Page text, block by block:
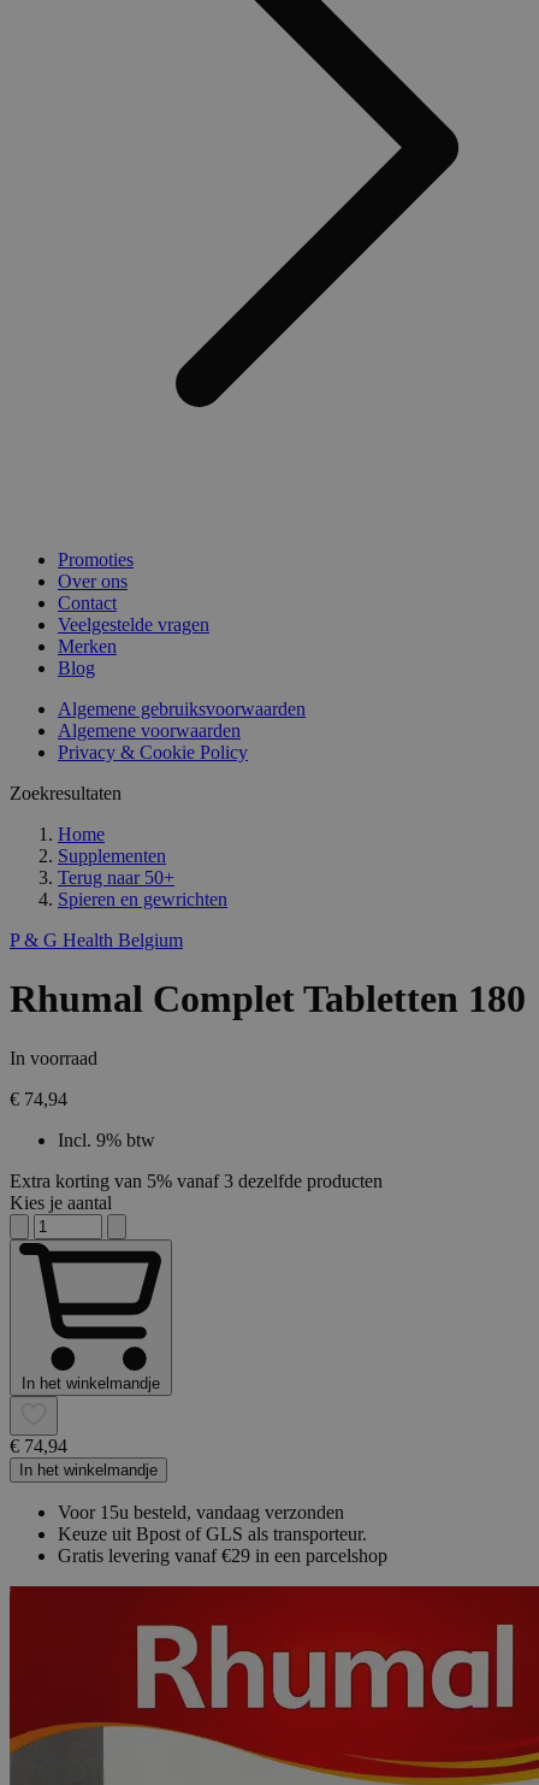
Promoties
Over ons
Contact
Veelgestelde vragen
Merken
Blog
Algemene gebruiksvoorwaarden
Algemene voorwaarden
Privacy & Cookie Policy
Zoekresultaten
Home
Supplementen
Terug naar 50+
Spieren en gewrichten
P & G Health Belgium
Rhumal Complet Tabletten 180
In voorraad
€ 74,94
Incl. 9% btw
Extra korting van 5% vanaf 3 dezelfde producten
Kies je aantal
In het winkelmandje
€ 74,94
In het winkelmandje
Voor 15u besteld, vandaag verzonden
Keuze uit Bpost of GLS als transporteur.
Gratis levering vanaf €29 in een parcelshop